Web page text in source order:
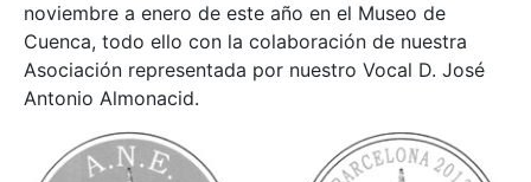
noviembre a enero de este año en el Museo de
Cuenca, todo ello con la colaboración de nuestra
Asociación representada por nuestro Vocal D. José
Antonio Almonacid.